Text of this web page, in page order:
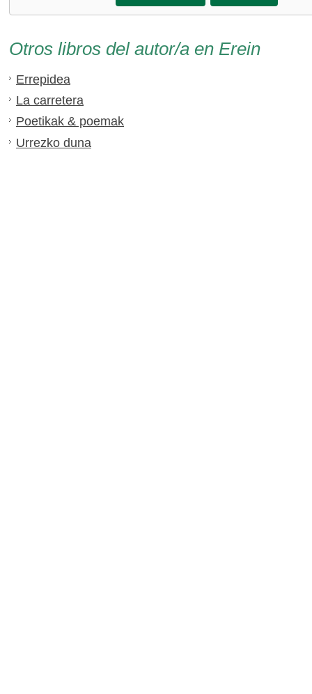
Otros libros del autor/a en Erein
Errepidea
La carretera
Poetikak & poemak
Urrezko duna